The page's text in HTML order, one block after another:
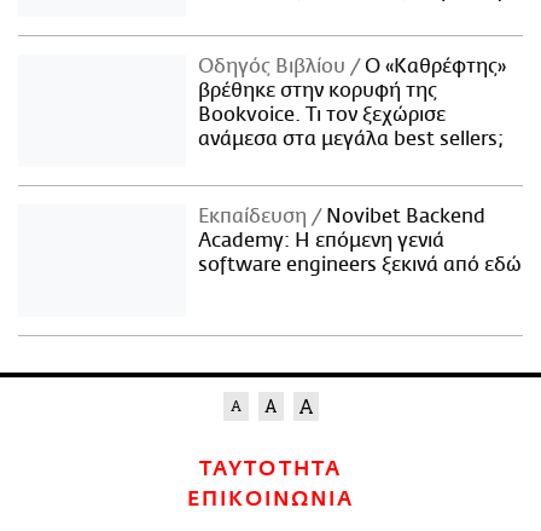
Οδηγός Βιβλίου
Ο «Καθρέφτης»
βρέθηκε στην κορυφή της
Bookvoice. Τι τον ξεχώρισε
ανάμεσα στα μεγάλα best sellers;
Εκπαίδευση
Novibet Backend
Academy: Η επόμενη γενιά
software engineers ξεκινά από εδώ
ΤΑΥΤΟΤΗΤΑ
ΕΠΙΚΟΙΝΩΝΙΑ